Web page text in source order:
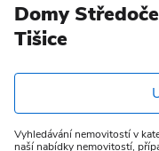
Domy
Tišice
Vyhledávání nemovitostí v
naší nabídky nemovitostí,